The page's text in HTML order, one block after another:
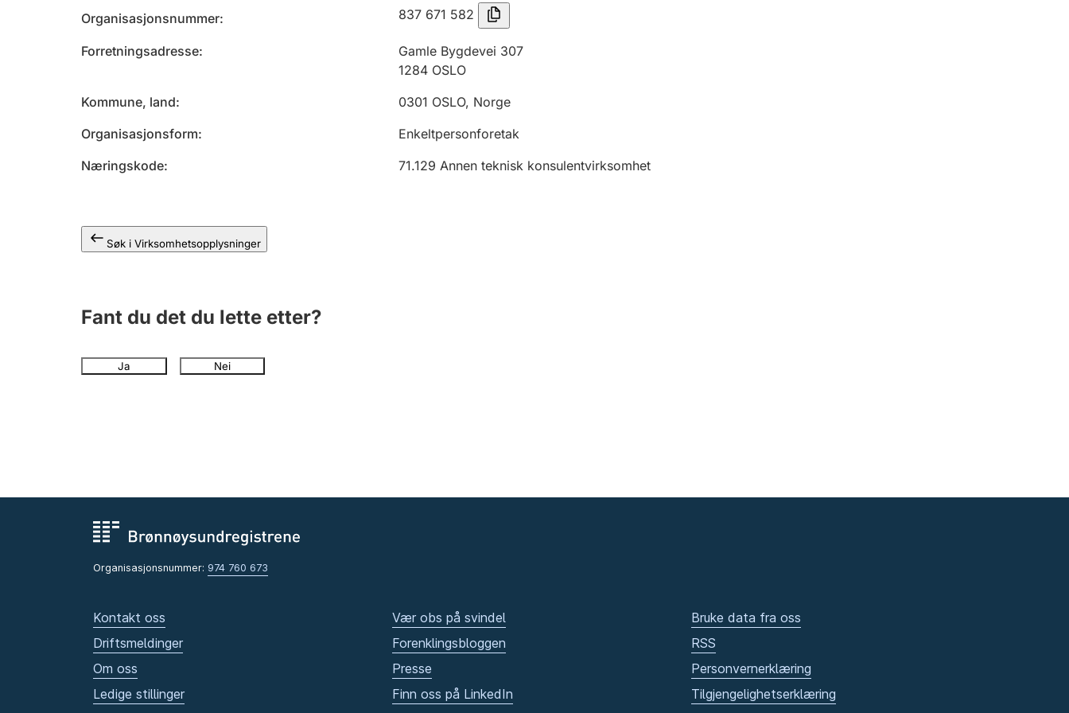
Organisasjonsnummer 837 671 582
Forretningsadresse
Gamle Bygdevei 307
1284 OSLO
Kommune, land
0301 OSLO, Norge
Organisasjonsform
Enkeltpersonforetak
Næringskode
71.129 Annen teknisk konsulentvirksomhet
Søk i Virksomhetsopplysninger
Fant du det du lette etter?
Ja Nei
Organisasjonsnummer: 974 760 673
Kontakt oss
Driftsmeldinger
Om oss
Ledige stillinger
Vær obs på svindel
Forenklingsbloggen
Presse
Finn oss på LinkedIn
Bruke data fra oss
RSS
Personvernerklæring
Tilgjengelighetserklæring